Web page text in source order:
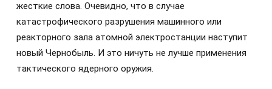
жесткие слова. Очевидно, что в случае
катастрофического разрушения машинного или
реакторного зала атомной электростанции наступит
новый Чернобыль. И это ничуть не лучше применения
тактического ядерного оружия.